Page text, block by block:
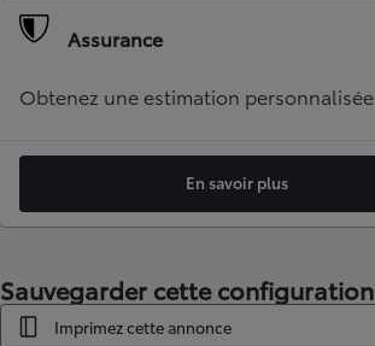
Assurance
Obtenez une estimation personnalisée
En savoir plus
Sauvegarder cette configuration
Imprimez cette annonce